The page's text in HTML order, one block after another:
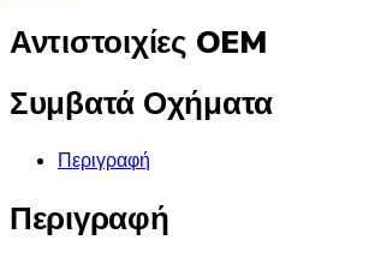
Αντιστοιχίες OEM
Συμβατά Οχήματα
Περιγραφή
Περιγραφή